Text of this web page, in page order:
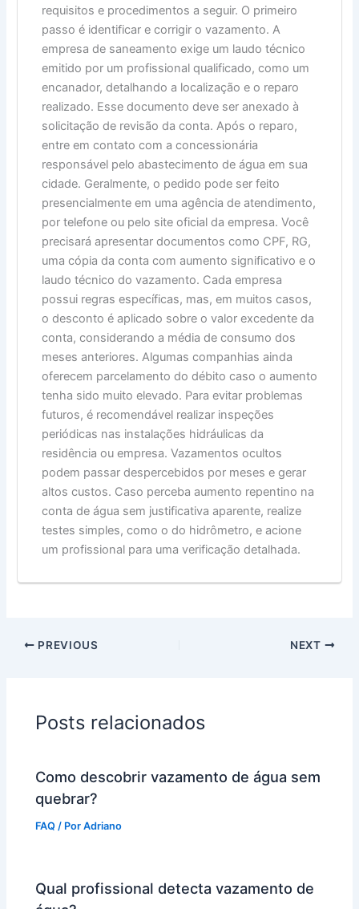
requisitos e procedimentos a seguir. O primeiro
passo é identificar e corrigir o vazamento. A
empresa de saneamento exige um laudo técnico
emitido por um profissional qualificado, como um
encanador, detalhando a localização e o reparo
realizado. Esse documento deve ser anexado à
solicitação de revisão da conta. Após o reparo,
entre em contato com a concessionária
responsável pelo abastecimento de água em sua
cidade. Geralmente, o pedido pode ser feito
presencialmente em uma agência de atendimento,
por telefone ou pelo site oficial da empresa. Você
precisará apresentar documentos como CPF, RG,
uma cópia da conta com aumento significativo e o
laudo técnico do vazamento. Cada empresa
possui regras específicas, mas, em muitos casos,
o desconto é aplicado sobre o valor excedente da
conta, considerando a média de consumo dos
meses anteriores. Algumas companhias ainda
oferecem parcelamento do débito caso o aumento
tenha sido muito elevado. Para evitar problemas
futuros, é recomendável realizar inspeções
periódicas nas instalações hidráulicas da
residência ou empresa. Vazamentos ocultos
podem passar despercebidos por meses e gerar
altos custos. Caso perceba aumento repentino na
conta de água sem justificativa aparente, realize
testes simples, como o do hidrômetro, e acione
um profissional para uma verificação detalhada.
PREVIOUS NEXT
Posts relacionados
Como descobrir vazamento de água sem
quebrar?
FAQ / PorAdriano
Qual profissional detecta vazamento de